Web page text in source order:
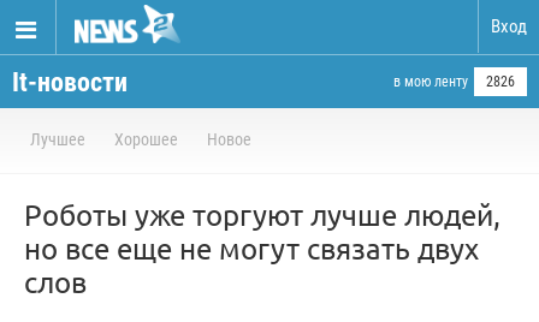
Вход
It-новости в мою ленту 2826
Лучшее Хорошее Новое
Роботы уже торгуют лучше людей,
но все еще не могут связать двух
слов